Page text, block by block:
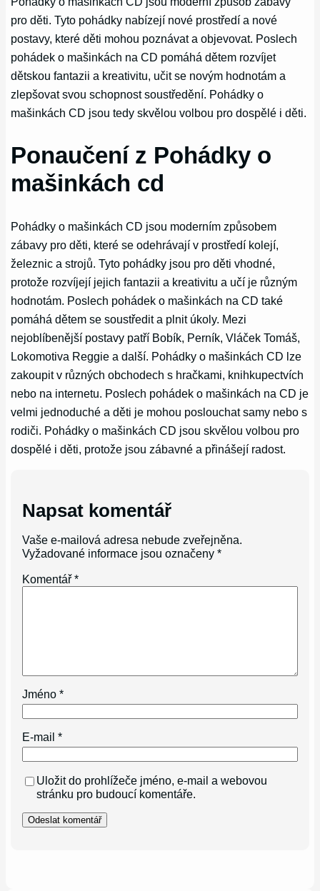
pro děti. Tyto pohádky nabízejí nové prostředí a nové
postavy, které děti mohou poznávat a objevovat. Poslech
pohádek o mašinkách na CD pomáhá dětem rozvíjet
dětskou fantazii a kreativitu, učit se novým hodnotám a
zlepšovat svou schopnost soustředění. Pohádky o
mašinkách CD jsou tedy skvělou volbou pro dospělé i děti.
Ponaučení z Pohádky o
mašinkách cd
Pohádky o mašinkách CD jsou moderním způsobem
zábavy pro děti, které se odehrávají v prostředí kolejí,
železnic a strojů. Tyto pohádky jsou pro děti vhodné,
protože rozvíjejí jejich fantazii a kreativitu a učí je různým
hodnotám. Poslech pohádek o mašinkách na CD také
pomáhá dětem se soustředit a plnit úkoly. Mezi
nejoblíbenější postavy patří Bobík, Perník, Vláček Tomáš,
Lokomotiva Reggie a další. Pohádky o mašinkách CD lze
zakoupit v různých obchodech s hračkami, knihkupectvích
nebo na internetu. Poslech pohádek o mašinkách na CD je
velmi jednoduché a děti je mohou poslouchat samy nebo s
rodiči. Pohádky o mašinkách CD jsou skvělou volbou pro
dospělé i děti, protože jsou zábavné a přinášejí radost.
Napsat komentář
Vaše e-mailová adresa nebude zveřejněna.
Vyžadované informace jsou označeny*
Komentář*
Jméno*
E-mail*
Uložit do prohlížeče jméno, e-mail a webovou
stránku pro budoucí komentáře.